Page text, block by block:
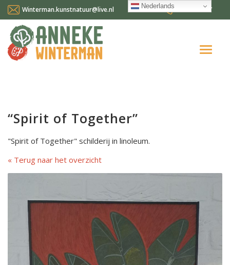
Winterman.kunstnatuur@live.nl 0641124587
Nederlands
“Spirit of Together”
"Spirit of Together" schilderij in linoleum.
Terug naar het overzicht
Nederlands